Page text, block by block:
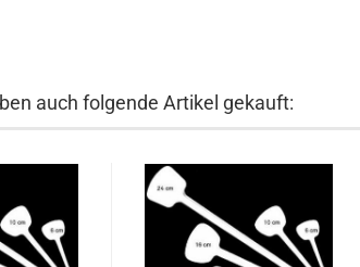
auch folgende Artikel gekauft: